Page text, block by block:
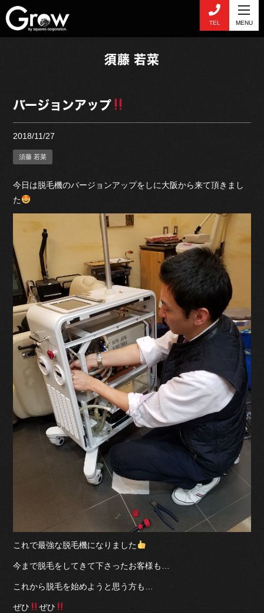
TEL MENU
須藤 若菜
バージョンアップ
2018/11/27
須藤 若菜
今日は脱毛機のバージョンアップをしに大阪から来て頂きまし
た
これで最強な脱毛機になりました
今まで脱毛をしてきて下さったお客様も…
これから脱毛を始めようと思う方も…
ぜひ ぜひ